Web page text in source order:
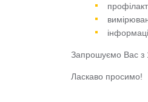
Запрошуємо Вас з
Ласкаво просимо!